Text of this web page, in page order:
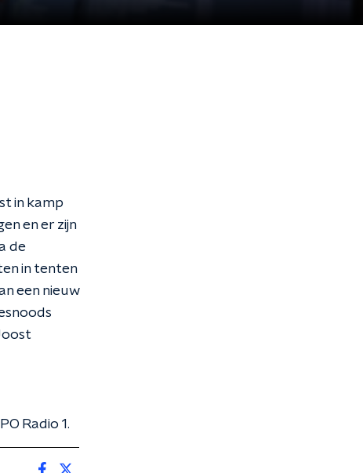
in kamp
en er zijn
de
in tenten
een nieuw
Radio 1.